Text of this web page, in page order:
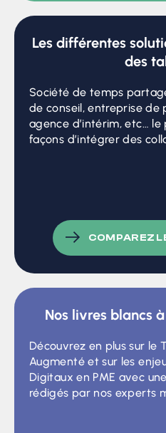
Les différentes
des
Société de temps
de conseil, entreprise de
agence d’intérim, etc…
façons d’intégrer des
COMPAREZ
Nos livres blancs
Découvrez en plus sur le
Augmenté et sur les
Digitaux en PME avec
rédigés par nos experts